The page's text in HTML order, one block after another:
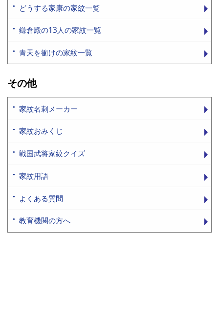
どうする家康の家紋一覧
鎌倉殿の13人の家紋一覧
青天を衝けの家紋一覧
その他
家紋名刺メーカー
家紋おみくじ
戦国武将家紋クイズ
家紋用語
よくある質問
教育機関の方へ